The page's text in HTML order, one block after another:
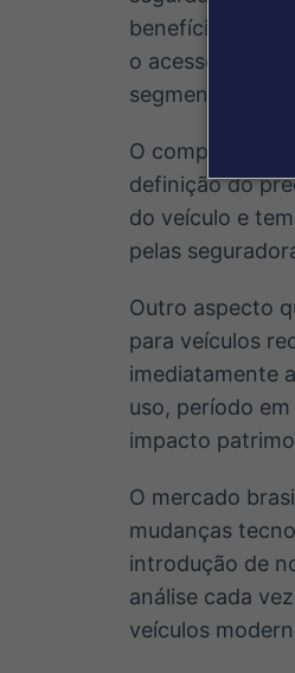
benefícios sem
o acesso ao
segmento.
O
definição do
do veículo e
pelas
Outro aspecto
para veículos
imediatamente
uso, período
impacto
O mercado
mudanças
introdução de
análise cada
veículos